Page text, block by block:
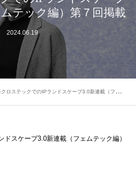
テック編）第７回掲載
2024.06.19
ロステックでのIPランドスケープ3.0新連載（フェムテック編）第７回掲載
ドスケープ3.0新連載（フェムテック編）